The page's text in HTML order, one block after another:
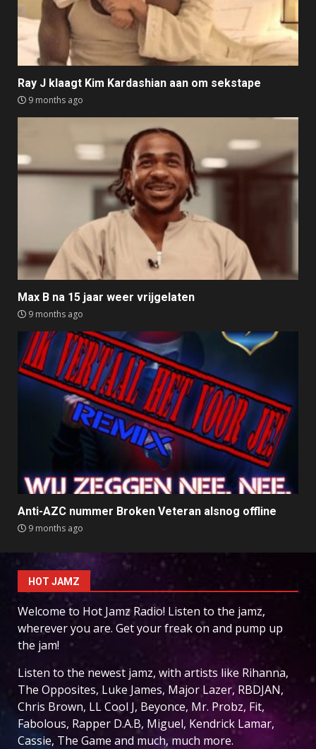
Ray J klaagt Kim Kardashian aan om sekstape
9 months ago
Max B na 15 jaar weer vrijgelaten
9 months ago
Anti-AZC nummer Broken Veteran alsnog offline
9 months ago
HOT JAMZ
Welcome to Hot Jamz Radio! Listen to the jamz,
wherever you are. Get your freak on and pump up
the jam!
Listen to the newest jamz, with artists like Rihanna,
The Opposites, Luke James, Major Lazer, RBDJAN,
Chris Brown, LL Cool J, Beyonce, Mr. Probz, Fit,
Fabolous, Rapper D.A.B, Miguel, Kendrick Lamar,
Cassie, The Game and much, much more.